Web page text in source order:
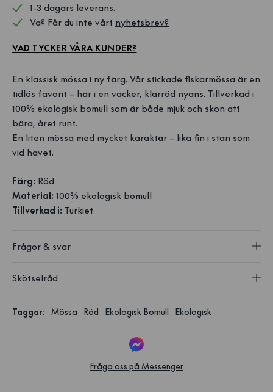
1-3 dagars leverans.
Va? Får du inte vårt nyhetsbrev?
VAD TYCKER VÅRA KUNDER?
En klassisk mössa i ny färg. Vår stickade fiskarmössa är en
tidlös favorit – här i en vacker, klarröd nyans. Tillverkad i
100% ekologisk bomull som är både mjuk och skön att
bära, året runt.
En liten mössa med mycket karaktär – lika fin i stan som
vid havet.
Färg: Röd
Material: 100% ekologisk bomull
Tillverkad i: Turkiet
Frågor & svar
Skötselråd
Taggar: Mössa Röd Ekologisk Bomull Ekologisk
Fråga oss på Messenger